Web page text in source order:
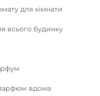
для кімнати
всього будинку
вдома